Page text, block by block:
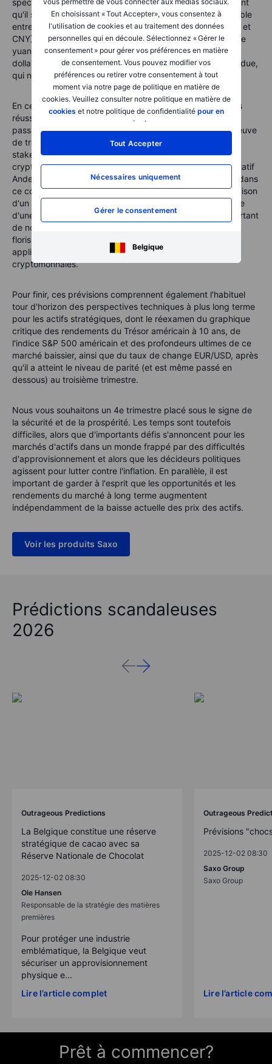
En choisissant « Tout Accepter», vous consentez à
l'utilisation de cookies et au traitement des données
personnelles qui en découle. Sélectionnez « Gérer le
consentement » pour gérer vos préférences en matière
de consentement. Vous pouvez modifier vos
préférences ou retirer votre consentement à tout
moment via notre page de politique en matière de
cookies. Veuillez consulter notre politique en matière de
cookies et notre politique de confidentialité pour en
savoir plus
Tout Accepter
Nécessaires uniquement
Gérer le consentement
Belgique
spectaculaire au prochain trimestre ? Soulignons également
qu'il s'agit du 3e trimestre marqué par un écart considérable
entre la faiblesse du yen et la force du yuan chinois (CHN et
CNY), cette dernière en termes relatifs malgré le fait que le
yuan ait été autorisé à baisser considérablement face au
dollar fort au 3e trimestre. Une situation importante et tendue,
qui n'a pas encore été résolue.
En ce qui concerne les cryptomonnaies, le marché n'a pas
réussi à se relancer au cours du trimestre, même avec le
passage très attendu de la plateforme Ethereum de la preuve
de travail (proof-of-work) à la preuve d'enjeu (proof-of-
stake). Comme le suggèrent notre stratège en
cryptomonnaies Mads Eberhardt et notre stratège quantitatif
Anders Nysteen, le risque d'un « hiver crypto » demeure dans
ce contexte d'assèchement des liquidités mondiales en raison
d'un resserrement des politiques, auquel s'ajoute la crainte
d'une réglementation plus stricte du marché. Il existe pourtant
de nombreux points positifs, notamment l'innovation
florissante dans le secteur visant à trouver de nouvelles
applications pour la technologie blockchain liée aux
cryptomonnaies.
Pour finir, ces prévisions comprennent également l'habituel
tour d'horizon des perspectives techniques à plus long terme
pour les actifs stratégiques, dont le réexamen du graphique
critique des rendements du Trésor américain à 10 ans, de
l'indice S&P 500 américain et des profondeurs ultimes de ce
marché baissier, ainsi que du taux de change EUR/USD, après
qu'il a atteint le niveau de parité (et est même passé en
dessous) au troisième trimestre.
Nous vous souhaitons un 4e trimestre placé sous le signe de
la sécurité et de la prospérité. Les temps sont toutefois
difficiles, alors que d'importants défis s'annoncent pour les
marchés d'actifs dans un monde frappé par des difficultés
d'approvisionnement et alors que les décideurs politiques
agissent pour lutter contre l'inflation. En parallèle, il est
important de garder à l'esprit que les opportunités et les
rendements du marché à long terme augmentent
indépendamment de la baisse actuelle des prix des actifs.
Voir les produits Saxo
Prédictions scandaleuses
2026
Outrageous Predictions
La Belgique constitue une réserve
stratégique de cacao avec sa
Réserve Nationale de Chocolat
2025-12-02 08:30
Ole Hansen
Responsable de la stratégie des matières
premières
Pour protéger une industrie
emblématique, la Belgique veut
sécuriser un approvisionnement
physique e...
Lire l’article complet
Outrageous
Prévisions
2025-12-02 08:30
Saxo Group
Saxo Group
Lire l’article
Prêt à commencer?